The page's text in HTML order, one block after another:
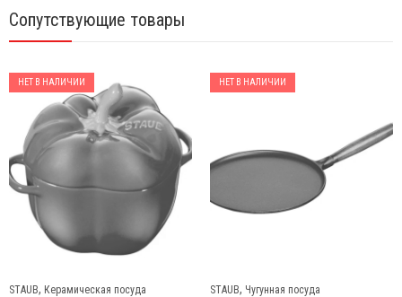
Сопутствующие товары
НЕТ В НАЛИЧИИ
STAUB, Керамическая посуда
НЕТ В НАЛИЧИИ
STAUB, Чугунная посуда